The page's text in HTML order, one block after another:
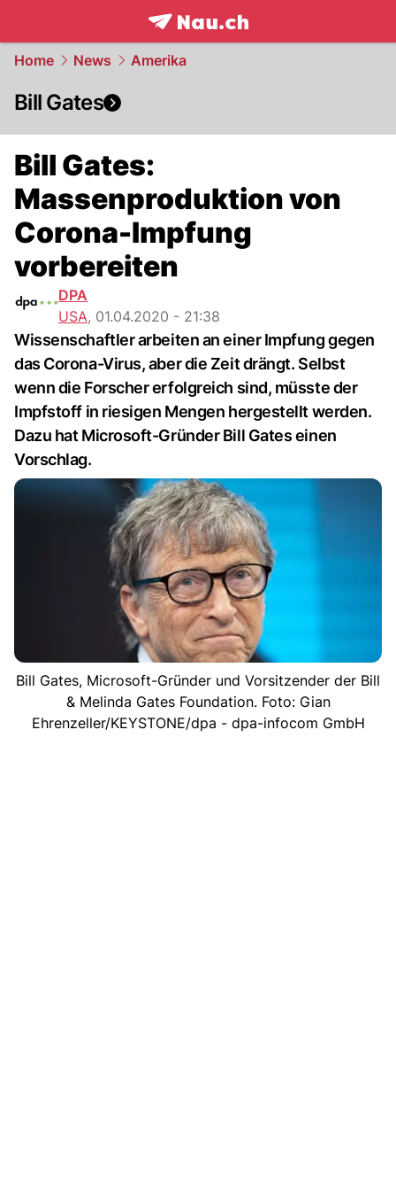
frontpage.NAU.ch
Home News Amerika
Bill Gates
Bill Gates:
Massenproduktion von
Corona-Impfung
vorbereiten
DPA
USA, 01.04.2020 - 21:38
Wissenschaftler arbeiten an einer Impfung gegen
das Corona-Virus, aber die Zeit drängt. Selbst
wenn die Forscher erfolgreich sind, müsste der
Impfstoff in riesigen Mengen hergestellt werden.
Dazu hat Microsoft-Gründer Bill Gates einen
Vorschlag.
Bill Gates, Microsoft-Gründer und Vorsitzender der Bill
& Melinda Gates Foundation. Foto: Gian
Ehrenzeller/KEYSTONE/dpa - dpa-infocom GmbH